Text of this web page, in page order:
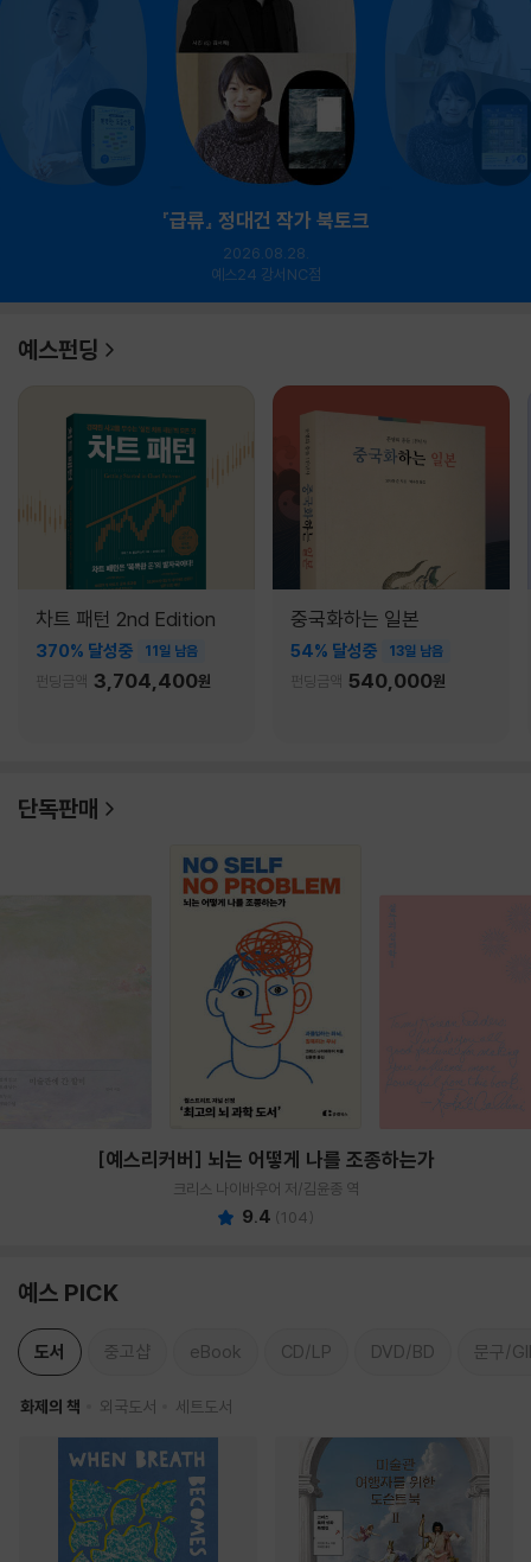
『급류』 정대건 작가 북토크
2026.08.28.
예스24 강서NC점
예스펀딩
차트 패턴 2nd Edition
370% 달성중 11일 남음
펀딩금액 3,704,400원
중국화하는 일본
54% 달성중 13일 남음
펀딩금액 540,000원
단독판매
[예스리커버] 뇌는 어떻게 나를 조종하는가
크리스 나이바우어 저/김윤종 역
9.4 (104)
예스 PICK
도서 중고샵 eBook CD/LP DVD/BD 문구/
화제의 책 외국도서 세트도서